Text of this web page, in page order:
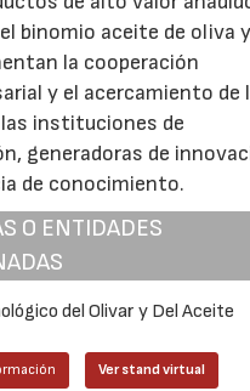
binomio aceite de oliva y
la cooperación
y el acercamiento de
instituciones de
generadoras de
de conocimiento.
O ENTIDADES
del Olivar y Del Aceite
Ver stand virtual